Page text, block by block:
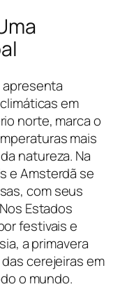
apresenta
em
norte, marca o
mais
natureza. Na
e Amsterdã se
com seus
Estados
festivais e
a primavera
cerejeiras em
o mundo.